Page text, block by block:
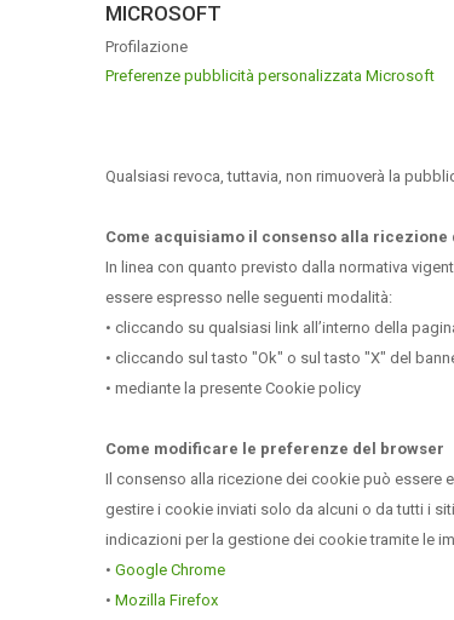
MICROSOFT
Profilazione
Preferenze pubblicità personalizzata Microsoft
Qualsiasi revoca, tuttavia, non rimuoverà la
Come acquisiamo il consenso alla ricezione
In linea con quanto previsto dalla normativa
essere espresso nelle seguenti modalità:
• cliccando su qualsiasi link all’interno della
• cliccando sul tasto "Ok" o sul tasto "X" del
• mediante la presente Cookie policy
Come modificare le preferenze del browser
Il consenso alla ricezione dei cookie può essere
gestire i cookie inviati solo da alcuni o da tutti i
indicazioni per la gestione dei cookie tramite le
• Google Chrome
• Mozilla Firefox